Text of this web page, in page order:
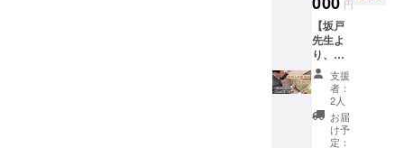
爪矯正
ライセ
ンス取
得医 大
分県空
手道連
盟 ス
ポーツ
医科学
委員会
開催日
は、10
月の土
曜日 19
時～22
時を予
定して
おりま
す。 ※
坂戸先
の懇親
会に1回
ご参加
いただ
けま
す。 通
常、懇
親会に
は「緩
消法認
いただ
けま
す。 緩
消法本
部と直
接のや
り取り
ができ
るた
め、あ
命いた
しま
す。
1ヶ月に
1回、宣
伝戦略
会議を
ZOOM
で開催
し、緩
円
【坂戸
先生よ
り、緩
消法施
術＋技
術指導
60分】1
年以内
坂戸先
支援
者：
2人
お届
け予
定：